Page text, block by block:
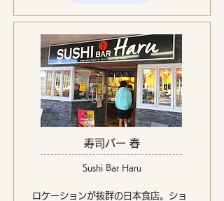
Sushi Bar Haru
ロケーションが抜群の日本食店。ショ
寿司バー 春